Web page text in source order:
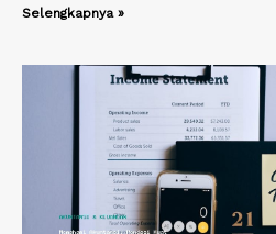
Selengkapnya »